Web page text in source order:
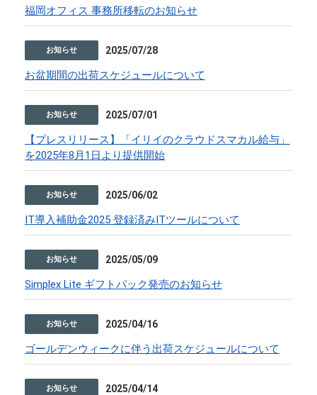
福岡オフィス 事務所移転のお知らせ
お知らせ 2025/07/28
お盆期間の出荷スケジュールについて
お知らせ 2025/07/01
【プレスリリース】「イリイのクラウドスマカル給与」
を2025年8月1日より提供開始
お知らせ 2025/06/02
IT導入補助金2025 登録済みITツールについて
お知らせ 2025/05/09
Simplex Lite ギフトパック発売のお知らせ
お知らせ 2025/04/16
ゴールデンウィークに伴う出荷スケジュールについて
お知らせ 2025/04/14